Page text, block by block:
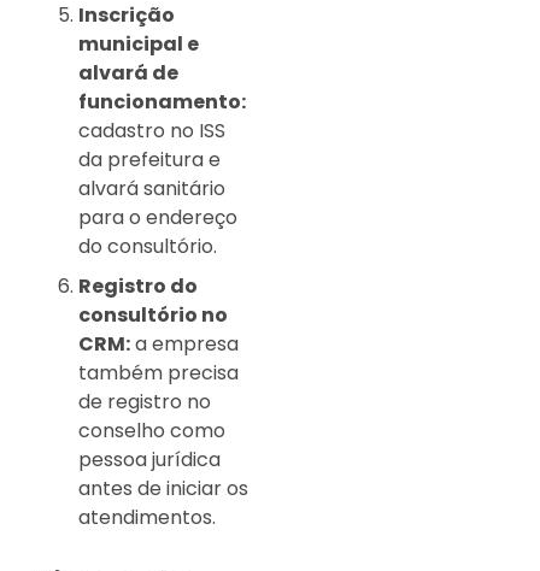
Inscrição
municipal e
alvará de
funcionamento:
cadastro no ISS
da prefeitura e
alvará sanitário
para o endereço
do consultório.
Registro do
consultório no
CRM:a empresa
também precisa
de registro no
conselho como
pessoa jurídica
antes de iniciar os
atendimentos.